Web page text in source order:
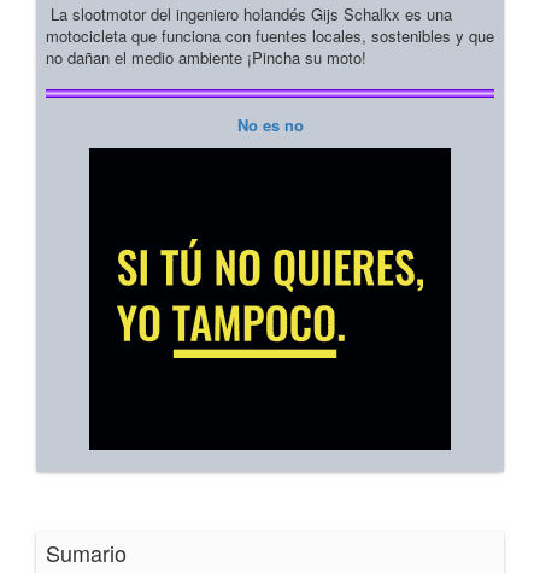
La slootmotor del ingeniero holandés Gijs Schalkx es una
motocicleta que funciona con fuentes locales, sostenibles y que
no dañan el medio ambiente ¡Pincha su moto!
No es no
Sumario